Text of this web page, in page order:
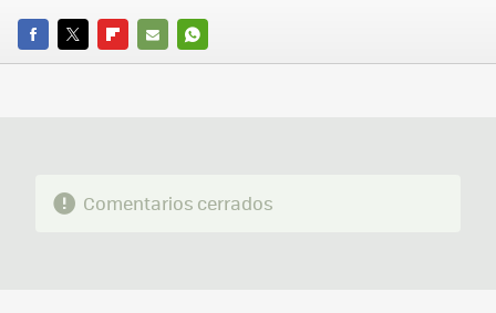
FACEBOOK
TWITTERFLIPBOARD
E-
WHATSAPP
Comentarios cerrados